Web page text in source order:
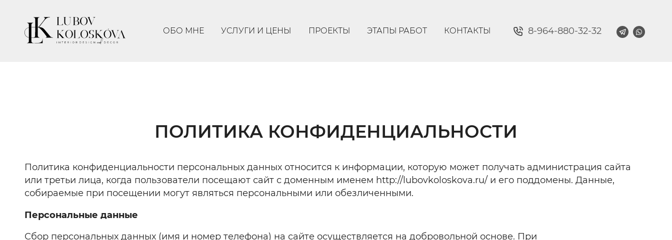
ОБО МНЕ УСЛУГИ И ЦЕНЫ ПРОЕКТЫ ЭТАПЫ РАБОТ КОНТАКТЫ 8-964-880-32-32
ПОЛИТИКА КОНФИДЕНЦИАЛЬНОСТИ
Политика конфиденциальности персональных данных относится к информации, которую может получать администрация сайта
или третьи лица, когда пользователи посещают сайт с доменным именем http://lubovkoloskova.ru/ и его поддомены. Данные,
собираемые при посещении могут являться персональными или обезличенными.
Персональные данные
Сбор персональных данных (имя и номер телефона) на сайте осуществляется на добровольной основе. При